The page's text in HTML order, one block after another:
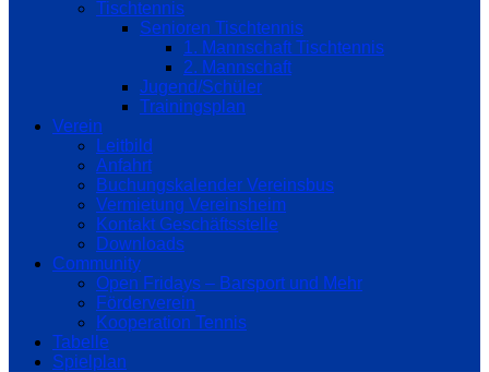
Tischtennis
Senioren Tischtennis
1. Mannschaft Tischtennis
2. Mannschaft
Jugend/Schüler
Trainingsplan
Verein
Leitbild
Anfahrt
Buchungskalender Vereinsbus
Vermietung Vereinsheim
Kontakt Geschäftsstelle
Downloads
Community
Open Fridays – Barsport und Mehr
Förderverein
Kooperation Tennis
Tabelle
Spielplan